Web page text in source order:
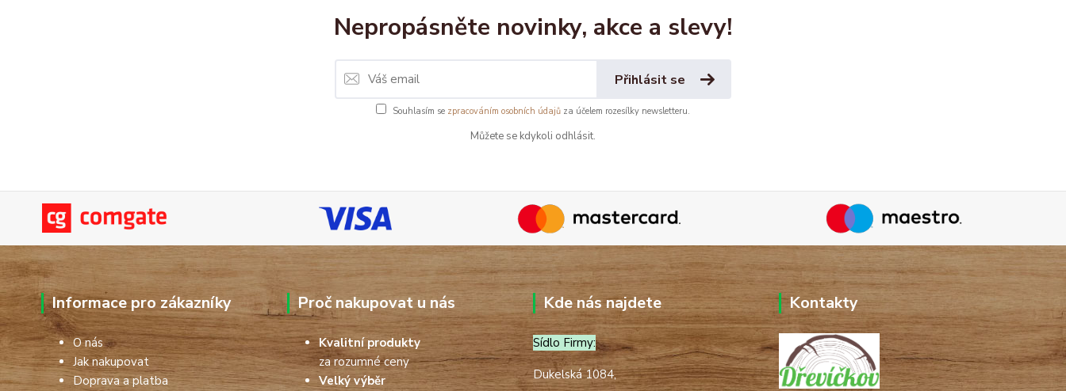
Nepropásněte novinky, akce a slevy!
Přihlásit se
Souhlasím se zpracováním osobních údajů za účelem rozesílky newsletteru.
Můžete se kdykoli odhlásit.
Informace pro zákazníky
O nás
Jak nakupovat
Doprava a platba
Proč nakupovat u nás
Kvalitní produkty
za rozumné ceny
Velký výběr
Kde nás najdete
Sídlo Firmy:
Dukelská 1084,
Kontakty